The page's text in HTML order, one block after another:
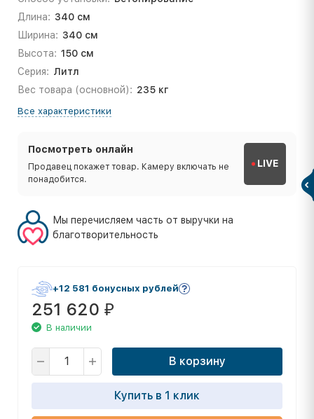
Длина: 340 см
Ширина: 340 см
Высота: 150 см
Серия: Литл
Вес товара (основной): 235 кг
Все характеристики
Посмотреть онлайн
Продавец покажет товар. Камеру включать не
понадобится.
LIVE
Мы перечисляем часть от выручки на
благотворительность
+12 581 бонусных рублей
251 620 ₽
В наличии
В корзину
Купить в 1 клик